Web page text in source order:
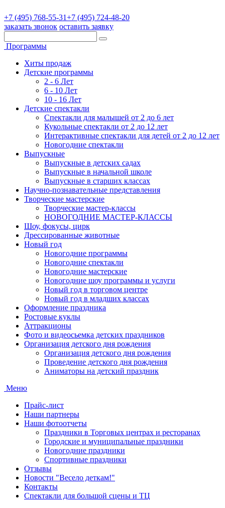
+7 (495) 768-55-31+7 (495) 724-48-20
заказать звонок оставить заявку
Программы
Хиты продаж
Детские программы
2 - 6 Лет
6 - 10 Лет
10 - 16 Лет
Детские спектакли
Спектакли для малышей от 2 до 6 лет
Кукольные спектакли от 2 до 12 лет
Интерактивные спектакли для детей от 2 до 12 лет
Новогодние спектакли
Выпускные
Выпускные в детских садах
Выпускные в начальной школе
Выпускные в старших классах
Научно-познавательные представления
Творческие мастерские
Творческие мастер-классы
НОВОГОДНИЕ МАСТЕР-КЛАССЫ
Шоу, фокусы, цирк
Дрессированные животные
Новый год
Новогодние программы
Новогодние спектакли
Новогодние мастерские
Новогодние шоу программы и услуги
Новый год в торговом центре
Новый год в младших классах
Оформление праздника
Ростовые куклы
Аттракционы
Фото и видеосьемка детских праздников
Организация детского дня рождения
Организация детского дня рождения
Проведение детского дня рождения
Аниматоры на детский праздник
Меню
Прайс-лист
Наши партнеры
Наши фотоотчеты
Праздники в Торговых центрах и ресторанах
Городские и муниципальные праздники
Новогодние праздники
Спортивные праздники
Отзывы
Новости "Весело деткам!"
Контакты
Спектакли для большой сцены и ТЦ